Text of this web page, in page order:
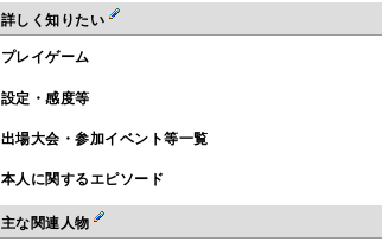
詳しく知りたい
プレイゲーム
設定・感度等
出場大会・参加イベント等一覧
本人に関するエピソード
主な関連人物